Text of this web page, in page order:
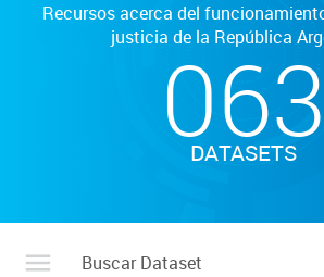
Recursos acerca del
justicia de la República
063
DATASETS